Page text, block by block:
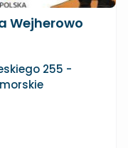
Wejherowo
255 -